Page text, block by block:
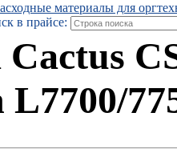
материалы для
в прайсе:
L7700/